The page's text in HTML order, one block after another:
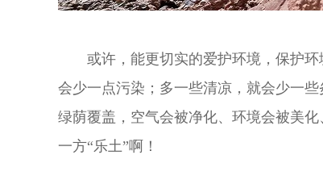
或许，能更切实的爱护环境，保护
会少一点污染；多一些清凉，就会少一
绿荫覆盖，空气会被净化、环境会被美
一方“乐土”啊！